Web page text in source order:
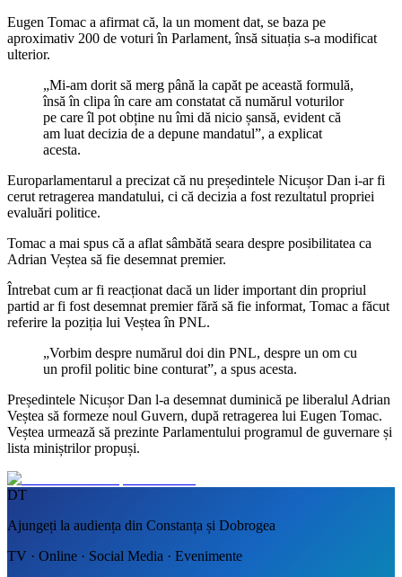
Eugen Tomac a afirmat că, la un moment dat, se baza pe
aproximativ 200 de voturi în Parlament, însă situația s-a modificat
ulterior.
„Mi-am dorit să merg până la capăt pe această formulă,
însă în clipa în care am constatat că numărul voturilor
pe care îl pot obține nu îmi dă nicio șansă, evident că
am luat decizia de a depune mandatul”, a explicat
acesta.
Europarlamentarul a precizat că nu președintele Nicușor Dan i-ar fi
cerut retragerea mandatului, ci că decizia a fost rezultatul propriei
evaluări politice.
Tomac a mai spus că a aflat sâmbătă seara despre posibilitatea ca
Adrian Veștea să fie desemnat premier.
Întrebat cum ar fi reacționat dacă un lider important din propriul
partid ar fi fost desemnat premier fără să fie informat, Tomac a făcut
referire la poziția lui Veștea în PNL.
„Vorbim despre numărul doi din PNL, despre un om cu
un profil politic bine conturat”, a spus acesta.
Președintele Nicușor Dan l-a desemnat duminică pe liberalul Adrian
Veștea să formeze noul Guvern, după retragerea lui Eugen Tomac.
Veștea urmează să prezinte Parlamentului programul de guvernare și
lista miniștrilor propuși.
DT
Ajungeți la audiența din Constanța și Dobrogea
TV · Online · Social Media · Evenimente